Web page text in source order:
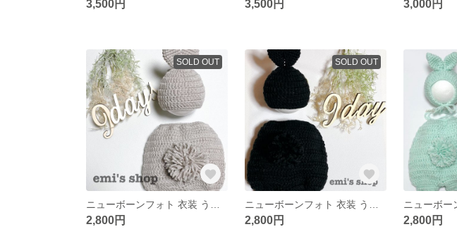
3,500円 3,500円 3,000円
SOLD OUT
2,800円
SOLD OUT
2,800円 2,800円